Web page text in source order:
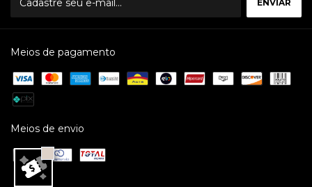
Meios de pagamento
Meios de envio